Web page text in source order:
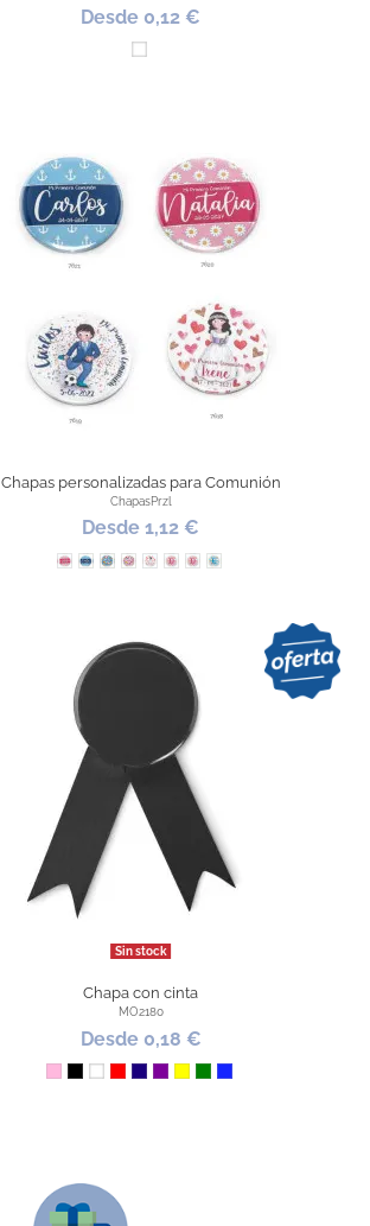
Desde 0,12 €
Blanco
Chapas personalizadas para Comunión
ChapasPrzl
Desde 1,12 €
Nombre Rosa
Nombre Azul
Dibujos Azul
Dibujos Rosas
NiñaNiñoLetra Rosa
Letra Azul
Sin stock
Chapa con cinta
MO2180
Desde 0,18 €
RosaNegroBlanco
RojoAzul Oscuro
Morado
Amarillo
VerdeAzul Royal